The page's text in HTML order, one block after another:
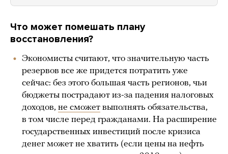
Что может помешать плану
восстановления?
Экономисты считают, что значительную часть
резервов все же придется потратить уже
сейчас: без этого большая часть регионов, чьи
бюджеты пострадают из-за падения налоговых
доходов, не сможет выполнять обязательства,
в том числе перед гражданами. На расширение
государственных инвестиций после кризиса
денег может не хватить (если цены на нефть